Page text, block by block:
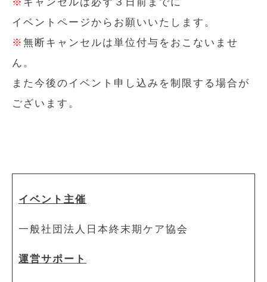
イベントページからお願いいたします。
※ 無断キャンセルは単位付与をおこないませ
ん。
また今後のイベント申し込みを制限する場合が
ございます。
イベント主催
一般社団法人日本終末期ケア協会
運営サポート